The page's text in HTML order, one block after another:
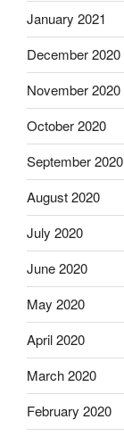
January 2021
December 2020
November 2020
October 2020
September 2020
August 2020
July 2020
June 2020
May 2020
April 2020
March 2020
February 2020